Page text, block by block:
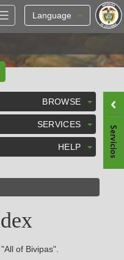
Language
BROWSE
SERVICES
HELP
of Bivipas".